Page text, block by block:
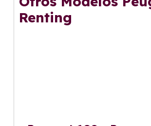
gusta cambiar de coche cada
Renting